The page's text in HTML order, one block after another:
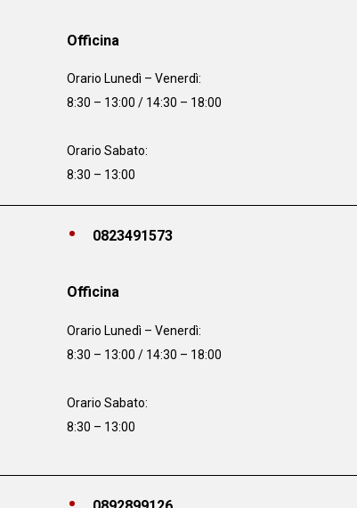
Officina
Orario Lunedì – Venerdì:
8:30 – 13:00 / 14:30 – 18:00
Orario Sabato:
8:30 – 13:00
0823491573
Officina
Orario Lunedì – Venerdì:
8:30 – 13:00 / 14:30 – 18:00
Orario Sabato:
8:30 – 13:00